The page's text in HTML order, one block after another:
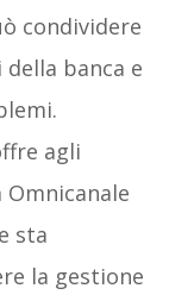
condividere
banca e
agli
sta
la gestione